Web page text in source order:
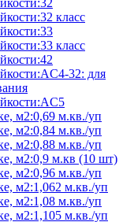
класс
класс
32: для
м2:0,69 м.кв./уп
м2:0,84 м.кв./уп
м2:0,88 м.кв./уп
м2:0,9 м.кв (10 шт)
м2:0,96 м.кв./уп
м2:1,062 м.кв./уп
м2:1,08 м.кв./уп
м2:1,105 м.кв./уп